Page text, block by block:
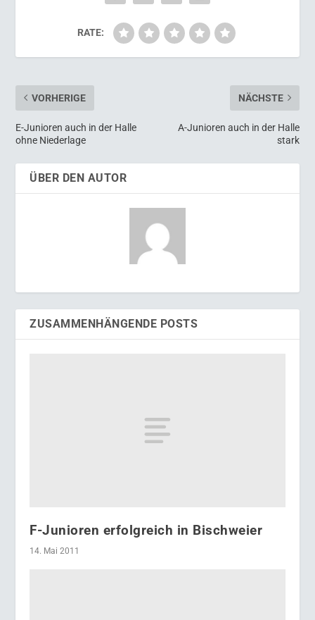
RATE:
VORHERIGE
E-Junioren auch in der Halle
ohne Niederlage
NÄCHSTE
A-Junioren auch in der Halle
stark
ÜBER DEN AUTOR
ZUSAMMENHÄNGENDE POSTS
F-Junioren erfolgreich in Bischweier
14. Mai 2011